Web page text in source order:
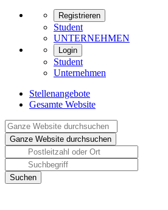
Registrieren
Student
UNTERNEHMEN
Login
Student
Unternehmen
Stellenangebote
Gesamte Website